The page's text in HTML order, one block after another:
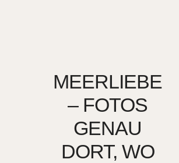
MEERLIEBE
– FOTOS
GENAU
DORT, WO